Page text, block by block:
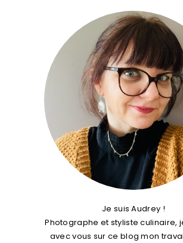
Je suis Audrey !
Photographe et styliste culinaire,
avec vous sur ce blog mon